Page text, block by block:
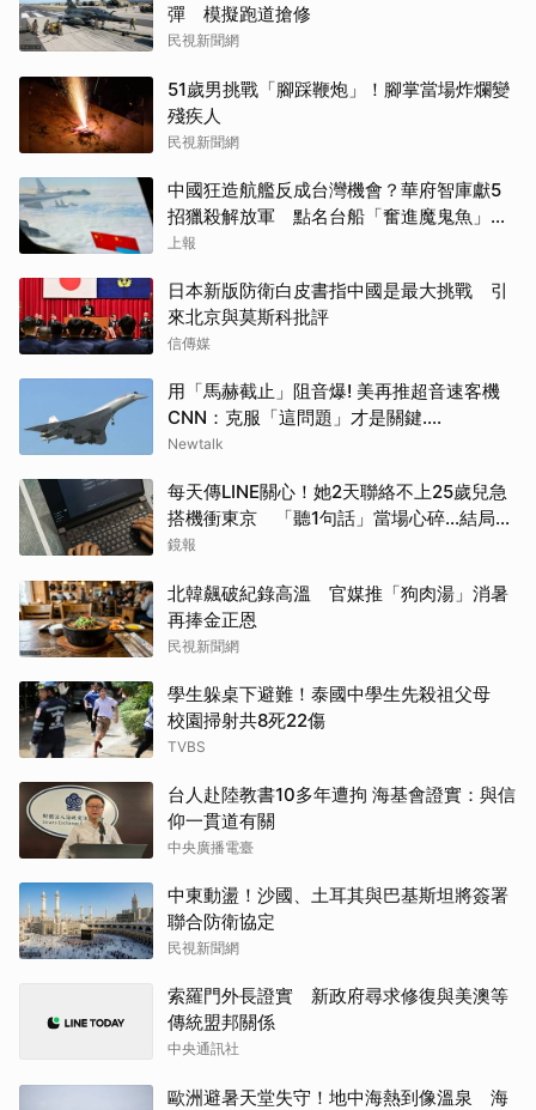
彈 模擬跑道搶修
民視新聞網
51歲男挑戰「腳踩鞭炮」！腳掌當場炸爛變
殘疾人
民視新聞網
中國狂造航艦反成台灣機會？華府智庫獻5
招獵殺解放軍 點名台船「奮進魔鬼魚」出
戰上報
日本新版防衛白皮書指中國是最大挑戰 引
來北京與莫斯科批評
信傳媒
用「馬赫截止」阻音爆! 美再推超音速客機
CNN：克服「這問題」才是關鍵....
Newtalk
每天傳LINE關心！她2天聯絡不上25歲兒急
搭機衝東京 「聽1句話」當場心碎...結局看
哭網
鏡報
北韓飆破紀錄高溫 官媒推「狗肉湯」消暑
再捧金正恩
民視新聞網
學生躲桌下避難！泰國中學生先殺祖父母
校園掃射共8死22傷
TVBS
台人赴陸教書10多年遭拘 海基會證實：與信
仰一貫道有關
中央廣播電臺
中東動盪！沙國、土耳其與巴基斯坦將簽署
聯合防衛協定
民視新聞網
索羅門外長證實 新政府尋求修復與美澳等
傳統盟邦關係
中央通訊社
歐洲避暑天堂失守！地中海熱到像溫泉 海